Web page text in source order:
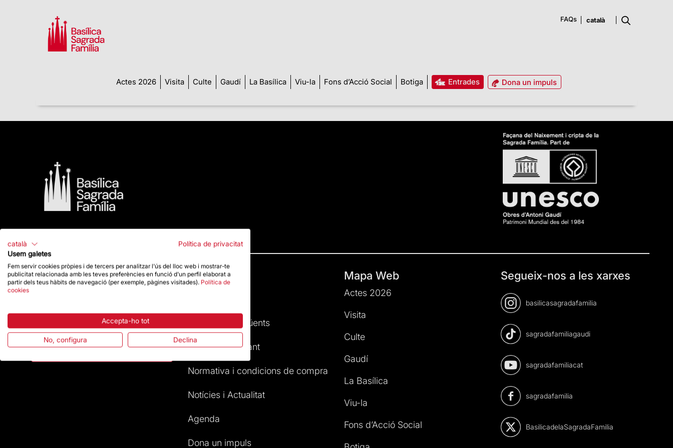
FAQs
Actes 2026 Visita Culte Gaudí La Basílica Viu-la Fons d’Acció Social Botiga Entrades Dona un impuls
Contacte
Dona un impuls
Destacats
Preguntes freqüents
Atenció al Visitant
Normativa i condicions de compra
Notícies i Actualitat
Agenda
Dona un impuls
Mapa Web
Actes 2026
Visita
Culte
Gaudí
La Basílica
Viu-la
Fons d’Acció Social
Segueix-nos a les xarxes
basilicasagradafamilia
sagradafamiliagaudi
sagradafamiliacat
sagradafamilia
BasilicadelaSagradaFamilia
català
Política de privacitat
Usem galetes
Fem servir cookies pròpies i de tercers per analitzar l'ús del lloc web i mostrar-te
publicitat relacionada amb les teves preferències en funció d'un perfil elaborat a
partir dels teus hàbits de navegació (per exemple, pàgines visitades). Política de
cookies
Accepta-ho tot
No, configura Declina